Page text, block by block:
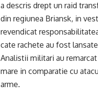
a descris drept un raid
din regiunea Briansk, in
revendicat
cate rachete au fost
Analistii militari au
mare in comparatie cu
arme.